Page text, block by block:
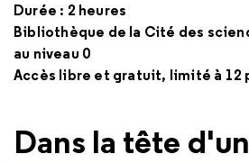
Durée : 2 heures
Bibliothèque de la Cité des
au niveau 0
Accès libre et gratuit, limité à 12
Dans la tête